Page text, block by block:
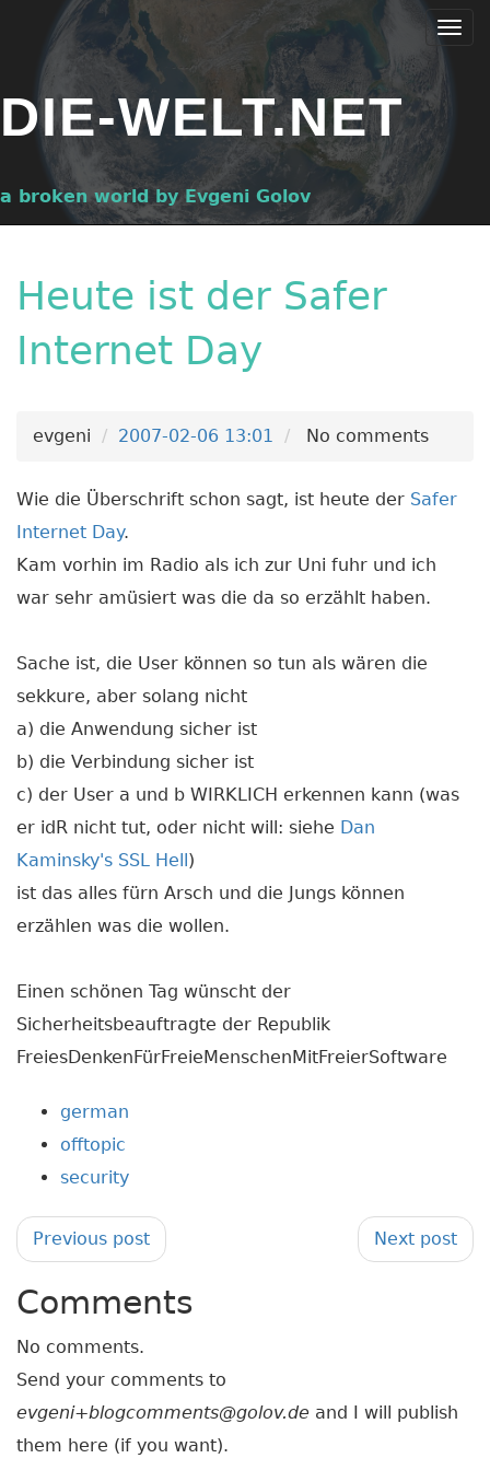
content
DIE-WELT.NET
a broken world by Evgeni Golov
Heute ist der Safer
Internet Day
evgeni 2007-02-06 13:01 No comments
Wie die Überschrift schon sagt, ist heute der Safer
Internet Day.
Kam vorhin im Radio als ich zur Uni fuhr und ich
war sehr amüsiert was die da so erzählt haben.
Sache ist, die User können so tun als wären die
sekkure, aber solang nicht
a) die Anwendung sicher ist
b) die Verbindung sicher ist
c) der User a und b WIRKLICH erkennen kann (was
er idR nicht tut, oder nicht will: siehe Dan
Kaminsky's SSL Hell)
ist das alles fürn Arsch und die Jungs können
erzählen was die wollen.
Einen schönen Tag wünscht der
Sicherheitsbeauftragte der Republik
FreiesDenkenFürFreieMenschenMitFreierSoftware
german
offtopic
security
Previous post Next post
Comments
No comments.
Send your comments to
evgeni+blogcomments@golov.de and I will publish
them here (if you want).